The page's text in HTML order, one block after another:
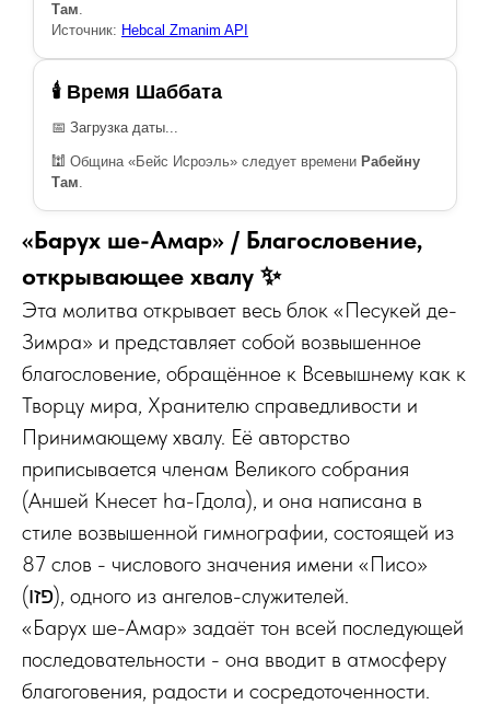
Там.
Источник: Hebcal Zmanim API
🕯 Время Шаббата
📅 Загрузка даты...
🕍 Община «Бейс Исроэль» следует времени Рабейну
Там.
«Барух ше-Амар» / Благословение,
открывающее хвалу ✨
Эта молитва открывает весь блок «Песукей де-
Зимра» и представляет собой возвышенное
благословение, обращённое к Всевышнему как к
Творцу мира, Хранителю справедливости и
Принимающему хвалу. Её авторство
приписывается членам Великого собрания
(Аншей Кнесет һа-Гдола), и она написана в
стиле возвышенной гимнографии, состоящей из
87 слов - числового значения имени «Писо»
(פזו), одного из ангелов-служителей.
«Барух ше-Амар» задаёт тон всей последующей
последовательности - она вводит в атмосферу
благоговения, радости и сосредоточенности.